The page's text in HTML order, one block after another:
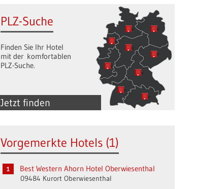
Jetzt finden
PLZ-Suche
Finden Sie Ihr Hotel
mit der komfortablen
PLZ-Suche.
Vorgemerkte Hotels (1)
Best Western Ahorn Hotel Oberwiesenthal
09484 Kurort Oberwiesenthal